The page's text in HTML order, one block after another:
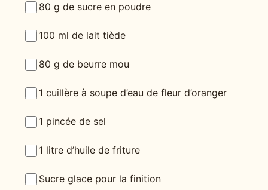
80 g de sucre en poudre
100 ml de lait tiède
80 g de beurre mou
1 cuillère à soupe d’eau de fleur d’oranger
1 pincée de sel
1 litre d’huile de friture
Sucre glace pour la finition